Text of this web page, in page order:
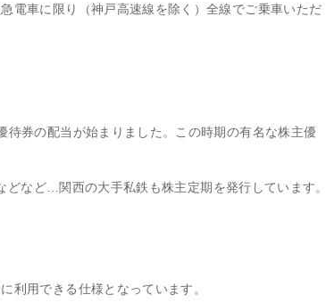
電車に限り（神戸高速線を除く）全線でご乗車いただ
券の配当が始まりました。 この時期の有名な株主優
など…関西の大手私鉄も株主定期を発行しています。
利用できる仕様となっています。